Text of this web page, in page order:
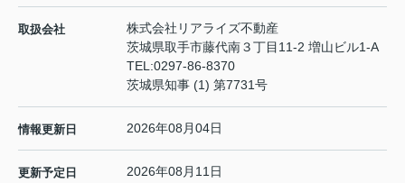
取扱会社
株式会社リアライズ不動産
茨城県取手市藤代南３丁目11-2 増山ビル1-A
TEL:0297-86-8370
茨城県知事 (1) 第7731号
情報更新日 2026年08月04日
更新予定日 2026年08月11日